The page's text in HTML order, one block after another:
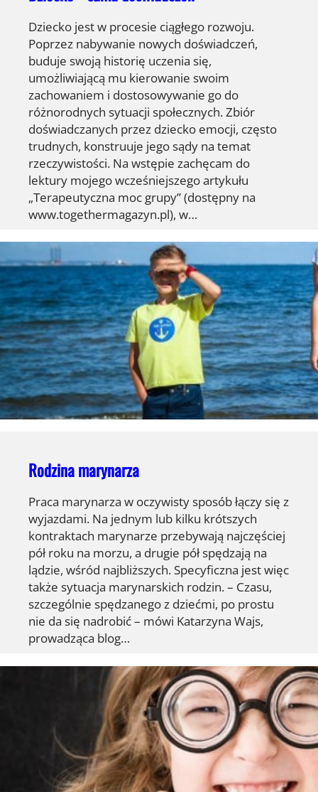
Dziecko jest w procesie ciągłego rozwoju.
Poprzez nabywanie nowych doświadczeń,
buduje swoją historię uczenia się,
umożliwiającą mu kierowanie swoim
zachowaniem i dostosowywanie go do
różnorodnych sytuacji społecznych. Zbiór
doświadczanych przez dziecko emocji, często
trudnych, konstruuje jego sądy na temat
rzeczywistości. Na wstępie zachęcam do
lektury mojego wcześniejszego artykułu
„Terapeutyczna moc grupy” (dostępny na
www.togethermagazyn.pl), w…
Rodzina marynarza
Praca marynarza w oczywisty sposób łączy się z
wyjazdami. Na jednym lub kilku krótszych
kontraktach marynarze przebywają najczęściej
pół roku na morzu, a drugie pół spędzają na
lądzie, wśród najbliższych. Specyficzna jest więc
także sytuacja marynarskich rodzin. – Czasu,
szczególnie spędzanego z dziećmi, po prostu
nie da się nadrobić – mówi Katarzyna Wajs,
prowadząca blog…